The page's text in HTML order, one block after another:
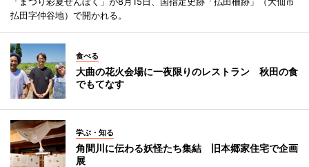
払田字仲谷地）で開かれる。
食べる
大曲の花火会場に一夜限りのレストラン 秋田の食
でもてなす
学ぶ・知る
角間川に伝わる妖怪たち集結 旧本郷家住宅で企画
展